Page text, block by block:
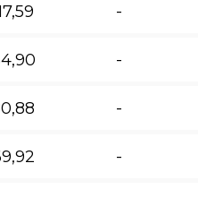
-
-
-
-